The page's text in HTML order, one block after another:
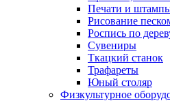
Печати и
Рисование
Роспись по
Сувениры
Ткацкий станок
Трафареты
Юный столяр
Физкультурное